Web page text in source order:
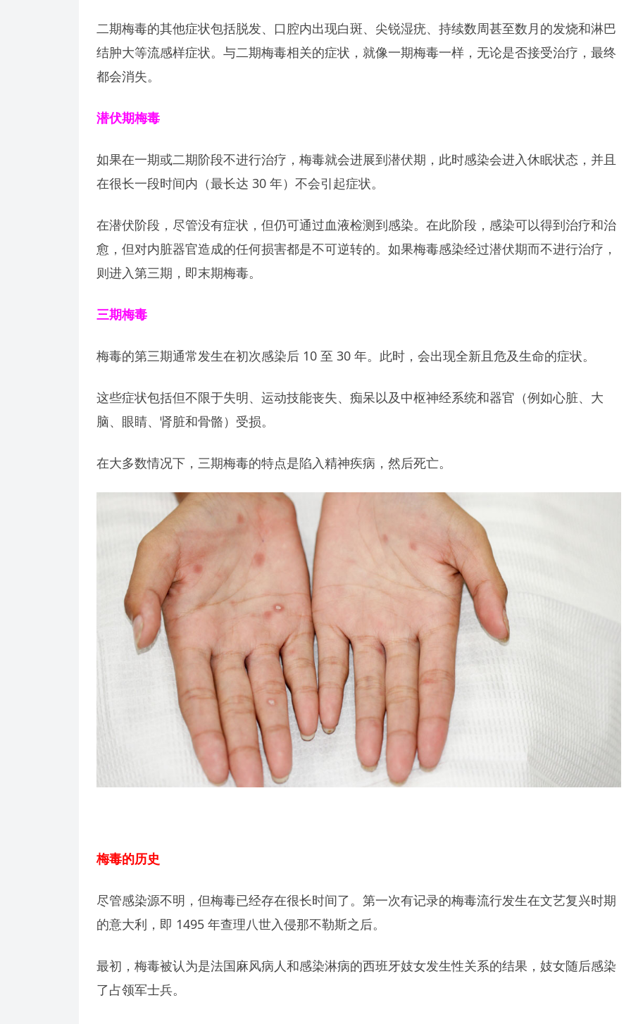
二期梅毒的其他症状包括脱发、口腔内出现白斑、尖锐湿疣、持续数周甚至数月的发烧和淋巴
结肿大等流感样症状。与二期梅毒相关的症状，就像一期梅毒一样，无论是否接受治疗，最终
都会消失。
潜伏期梅毒
如果在一期或二期阶段不进行治疗，梅毒就会进展到潜伏期，此时感染会进入休眠状态，并且
在很长一段时间内（最长达 30 年）不会引起症状。
在潜伏阶段，尽管没有症状，但仍可通过血液检测到感染。在此阶段，感染可以得到治疗和治
愈，但对内脏器官造成的任何损害都是不可逆转的。如果梅毒感染经过潜伏期而不进行治疗，
则进入第三期，即末期梅毒。
三期梅毒
梅毒的第三期通常发生在初次感染后 10 至 30 年。此时，会出现全新且危及生命的症状。
这些症状包括但不限于失明、运动技能丧失、痴呆以及中枢神经系统和器官（例如心脏、大
脑、眼睛、肾脏和骨骼）受损。
在大多数情况下，三期梅毒的特点是陷入精神疾病，然后死亡。
梅毒的历史
尽管感染源不明，但梅毒已经存在很长时间了。第一次有记录的梅毒流行发生在文艺复兴时期
的意大利，即 1495 年查理八世入侵那不勒斯之后。
最初，梅毒被认为是法国麻风病人和感染淋病的西班牙妓女发生性关系的结果，妓女随后感染
了占领军士兵。